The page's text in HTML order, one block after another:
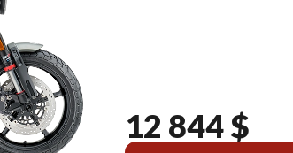
12 844 $